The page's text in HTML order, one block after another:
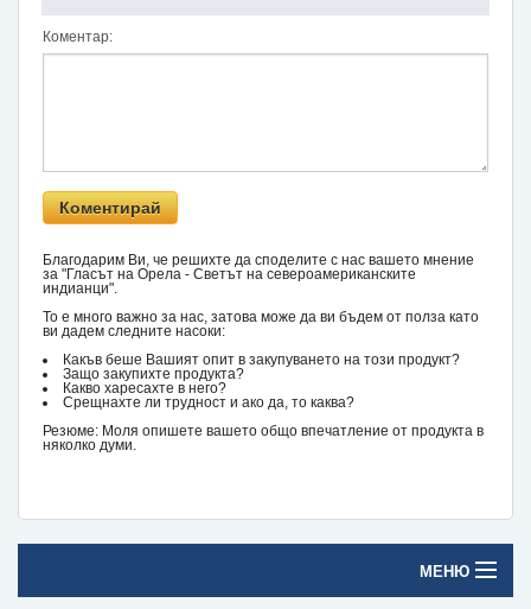
Коментар:
Благодарим Ви, че решихте да споделите с нас вашето мнение
за "Гласът на Орела - Светът на североамериканските
индианци".
То е много важно за нас, затова може да ви бъдем от полза като
ви дадем следните насоки:
Какъв беше Вашият опит в закупуването на този продукт?
Защо закупихте продукта?
Какво харесахте в него?
Срещнахте ли трудност и ако да, то каква?
Резюме: Моля опишете вашето общо впечатление от продукта в
няколко думи.
МЕНЮ